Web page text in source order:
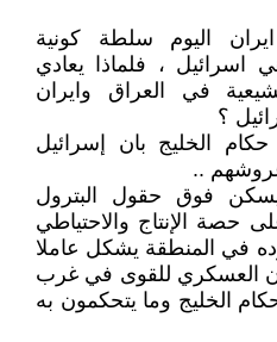
اليوم سلطة كونية
اسرائيل ، فلماذا يعادي
في العراق وايران
؟
الخليج بان إسرائيل
..
يسكن فوق حقول البترول
حصة الإنتاج والاحتياطي
في المنطقة يشكل عاملا
العسكري للقوى في غرب
الخليج وما يتحكمون به